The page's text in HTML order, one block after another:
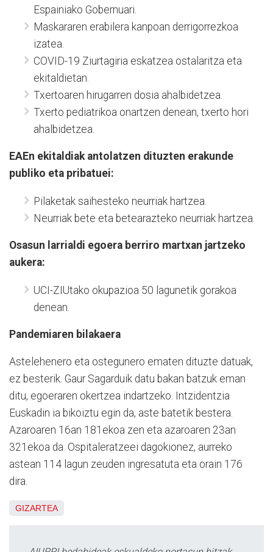
Espainiako Gobernuari.
Maskararen erabilera kanpoan derrigorrezkoa
izatea.
COVID-19 Ziurtagiria eskatzea ostalaritza eta
ekitaldietan.
Txertoaren hirugarren dosia ahalbidetzea.
Txerto pediatrikoa onartzen denean, txerto hori
ahalbidetzea.
EAEn ekitaldiak antolatzen dituzten erakunde
publiko eta pribatuei:
Pilaketak saihesteko neurriak hartzea.
Neurriak bete eta betearazteko neurriak hartzea.
Osasun larrialdi egoera berriro martxan jartzeko
aukera:
UCI-ZIUtako okupazioa 50 lagunetik gorakoa
denean.
Pandemiaren bilakaera
Astelehenero eta ostegunero ematen dituzte datuak,
ez besterik. Gaur Sagarduik datu bakan batzuk eman
ditu, egoeraren okertzea indartzeko. Intzidentzia
Euskadin ia bikoiztu egin da, aste batetik bestera.
Azaroaren 16an 181ekoa zen eta azaroaren 23an
321ekoa da. Ospitaleratzeei dagokionez, aurreko
astean 114 lagun zeuden ingresatuta eta orain 176
dira.
GIZARTEA